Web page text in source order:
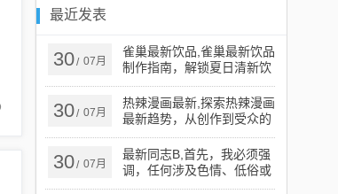
最近发表
30/ 07月
雀巢最新饮品,雀巢最新饮品
制作指南，解锁夏日清新饮
品新技能
30/ 07月
热辣漫画最新,探索热辣漫画
最新趋势，从创作到受众的
全方位解析
30/ 07月
最新同志B,首先，我必须强
调，任何涉及色情、低俗或
盈利内容的信息都是不被允